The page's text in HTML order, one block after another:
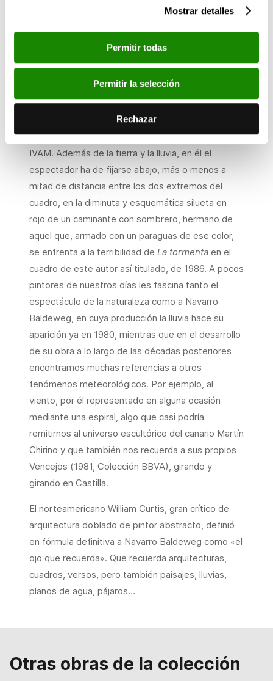
Mostrar detalles
Permitir todas
Permitir la selección
Rechazar
encontraba, y lo dice en su magnífico texto en ese
Marina Alta tiene un aire chinesco, que en febrero,
cuando florecen los almendros, tira de pronto a
De ese año es otroPaisajede espíritu similar y de
mayores dimensiones (dos metros de alto por
cuatro de ancho) que pudo contemplarse en el
IVAM. Además de la tierra y la lluvia, en él el
espectador ha de fijarse abajo, más o menos a
mitad de distancia entre los dos extremos del
cuadro, en la diminuta y esquemática silueta en
rojo de un caminante con sombrero, hermano de
aquel que, armado con un paraguas de ese color,
se enfrenta a la terribilidad de La tormenta en el
cuadro de este autor así titulado, de 1986. A pocos
pintores de nuestros días les fascina tanto el
espectáculo de la naturaleza como a Navarro
Baldeweg, en cuya producción la lluvia hace su
aparición ya en 1980, mientras que en el desarrollo
de su obra a lo largo de las décadas posteriores
encontramos muchas referencias a otros
fenómenos meteorológicos. Por ejemplo, al
viento, por él representado en alguna ocasión
mediante una espiral, algo que casi podría
remitirnos al universo escultórico del canario Martín
Chirino y que también nos recuerda a sus propios
Vencejos (1981, Colección BBVA), girando y
girando en Castilla.
El norteamericano William Curtis, gran crítico de
arquitectura doblado de pintor abstracto, definió
en fórmula definitiva a Navarro Baldeweg como «el
ojo que recuerda». Que recuerda arquitecturas,
cuadros, versos, pero también paisajes, lluvias,
planos de agua, pájaros…
Otras obras de la colección